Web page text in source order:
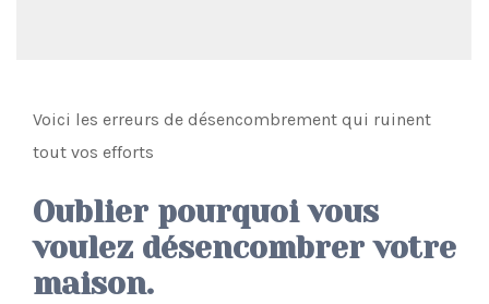
Voici les erreurs de désencombrement qui ruinent
tout vos efforts
Oublier pourquoi vous
voulez désencombrer votre
maison.